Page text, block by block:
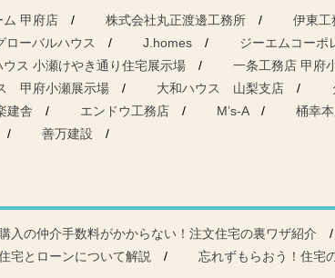
ム 甲府店 株式会社丸正渡邊工務所 伊東工
ローバルハウス J.homes
ジーエムコーポ
ス 小瀬けやき通り住宅展示場
一条工務店 甲府
甲府小瀬展示場 大和ハウス 山梨支店
建舎 エンドウ工務店 M’s-A 桶幸
善万建設
入の仲介手数料がかからない！注文住宅の裏ワザ紹介
宅とローンについて解説 忘れずもらおう！住宅